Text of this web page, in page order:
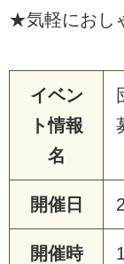
★気軽におし
イベン
ト情報
名
開催日
開催時